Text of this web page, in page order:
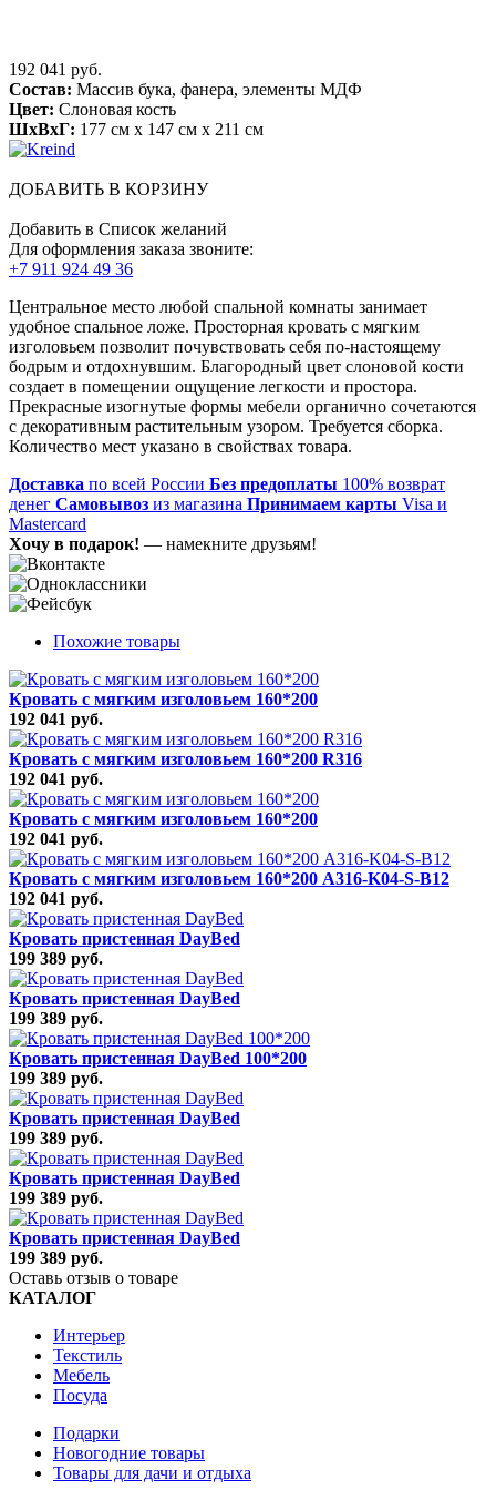
192 041 руб.
Состав: Массив бука, фанера, элементы МДФ
Цвет: Слоновая кость
ШхВхГ: 177 см x 147 см x 211 см
ДОБАВИТЬ В КОРЗИНУ
Добавить в Список желаний
Для оформления заказа звоните:
+7 911 924 49 36
Центральное место любой спальной комнаты занимает
удобное спальное ложе. Просторная кровать с мягким
изголовьем позволит почувствовать себя по-настоящему
бодрым и отдохнувшим. Благородный цвет слоновой кости
создает в помещении ощущение легкости и простора.
Прекрасные изогнутые формы мебели органично сочетаются
с декоративным растительным узором. Требуется сборка.
Количество мест указано в свойствах товара.
Доставка по всей России Без предоплаты 100% возврат
денег Самовывоз из магазина Принимаем карты Visa и
Mastercard
Хочу в подарок! — намекните друзьям!
Похожие товары
Кровать с мягким изголовьем 160*200
192 041 руб.
Кровать с мягким изголовьем 160*200 R316
192 041 руб.
Кровать с мягким изголовьем 160*200
192 041 руб.
Кровать с мягким изголовьем 160*200 A316-K04-S-B12
192 041 руб.
Кровать пристенная DayBed
199 389 руб.
Кровать пристенная DayBed
199 389 руб.
Кровать пристенная DayBed 100*200
199 389 руб.
Кровать пристенная DayBed
199 389 руб.
Кровать пристенная DayBed
199 389 руб.
Кровать пристенная DayBed
199 389 руб.
Оставь отзыв о товаре
КАТАЛОГ
Интерьер
Текстиль
Мебель
Посуда
Подарки
Новогодние товары
Товары для дачи и отдыха